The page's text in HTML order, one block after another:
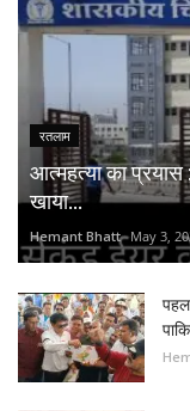
रतलाम
आत्महत्या का
खाया...
Hemant Bhatt May 3,